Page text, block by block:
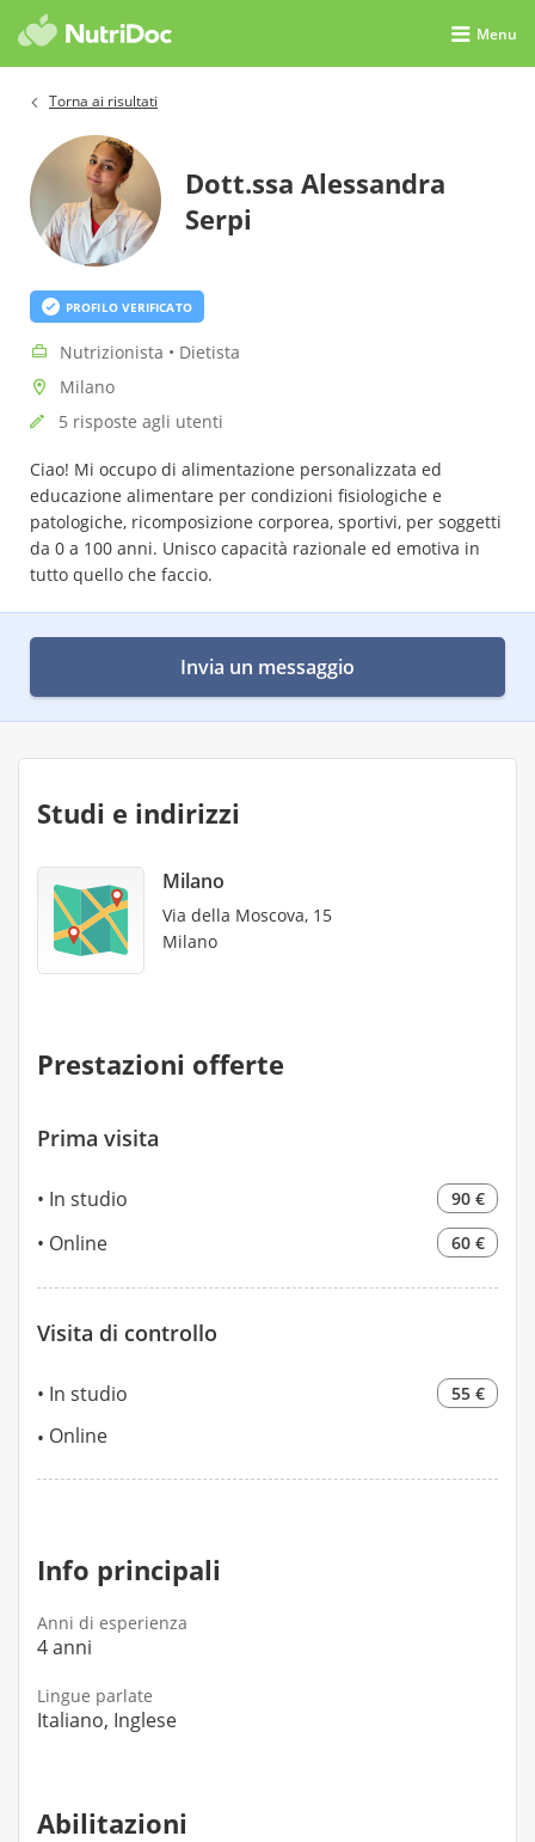
Menu
Torna ai risultati
Dott.ssa Alessandra
Serpi
PROFILO VERIFICATO
Nutrizionista • Dietista
Milano
5 risposte agli utenti
Ciao! Mi occupo di alimentazione personalizzata ed
educazione alimentare per condizioni fisiologiche e
patologiche, ricomposizione corporea, sportivi, per soggetti
da 0 a 100 anni. Unisco capacità razionale ed emotiva in
tutto quello che faccio.
Invia un messaggio
Studi e indirizzi
Milano
Via della Moscova, 15
Milano
Prestazioni offerte
Prima visita
In studio 90 €
Online 60 €
Visita di controllo
In studio 55 €
Online
Info principali
Anni di esperienza
4 anni
Lingue parlate
Italiano, Inglese
Abilitazioni